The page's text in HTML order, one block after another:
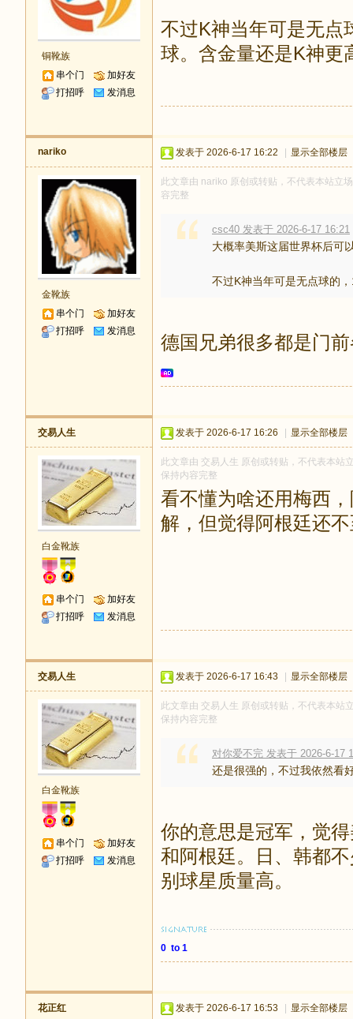
铜靴族
串个门
加好友
打招呼
发消息
不过K神当年可是无点
球。含金量还是K神更
nariko
金靴族
串个门
加好友
打招呼
发消息
发表于 2026-6-17 16:22 显示全部楼层
此文章由 nariko 原创或转贴，不代表本站立
容完整
csc40 发表于 2026-6-17 16:21
大概率美斯这届世界杯后可
不过K神当年可是无点球的
德国兄弟很多都是门
交易人生
白金靴族
串个门
加好友
打招呼
发消息
发表于 2026-6-17 16:26 显示全部楼层
此文章由 交易人生 原创或转贴，不代表本站
保持内容完整
看不懂为啥还用梅西
解，但觉得阿根廷还
交易人生
白金靴族
串个门
加好友
打招呼
发消息
发表于 2026-6-17 16:43 显示全部楼层
此文章由 交易人生 原创或转贴，不代表本站
保持内容完整
对你爱不完 发表于 2026-6-17
还是很强的，不过我依然看
你的意思是冠军，觉
和阿根廷。日、韩都
别球星质量高。
0 to 1
花正红 发表于 2026-6-17 16:53 显示全部楼层